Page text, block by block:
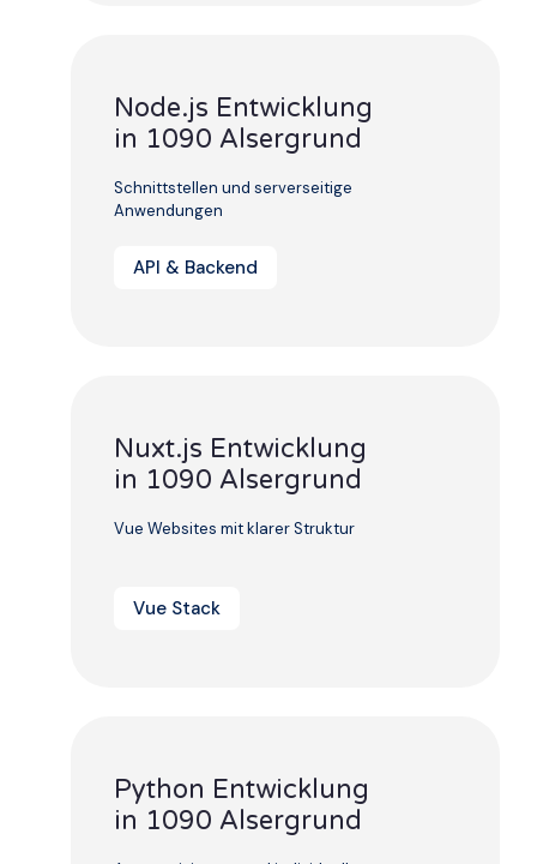
Node.js Entwicklung
in 1090 Alsergrund
Schnittstellen und serverseitige
Anwendungen
API & Backend
Nuxt.js Entwicklung
in 1090 Alsergrund
Vue Websites mit klarer Struktur
Vue Stack
Python Entwicklung
in 1090 Alsergrund